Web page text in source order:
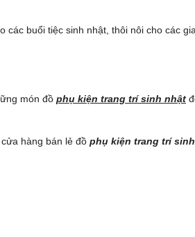
các buổi tiệc sinh nhật, thôi nôi cho các
món đồ phụ kiện trang trí sinh nhật
hàng bán lẻ đồ phụ kiện trang trí